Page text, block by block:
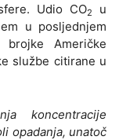
Udio CO2
u
u posljednjem
Američke
službe citirane u
koncentracije
opadanja, unatoč